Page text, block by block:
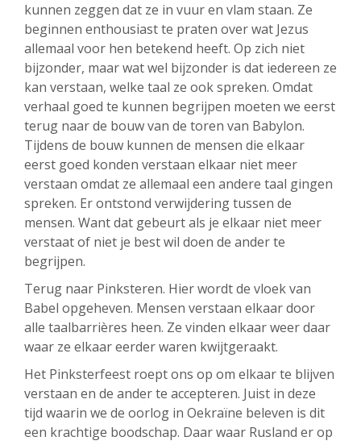
kunnen zeggen dat ze in vuur en vlam staan. Ze
beginnen enthousiast te praten over wat Jezus
allemaal voor hen betekend heeft. Op zich niet
bijzonder, maar wat wel bijzonder is dat iedereen ze
kan verstaan, welke taal ze ook spreken. Omdat
verhaal goed te kunnen begrijpen moeten we eerst
terug naar de bouw van de toren van Babylon.
Tijdens de bouw kunnen de mensen die elkaar
eerst goed konden verstaan elkaar niet meer
verstaan omdat ze allemaal een andere taal gingen
spreken. Er ontstond verwijdering tussen de
mensen. Want dat gebeurt als je elkaar niet meer
verstaat of niet je best wil doen de ander te
begrijpen.
Terug naar Pinksteren. Hier wordt de vloek van
Babel opgeheven. Mensen verstaan elkaar door
alle taalbarrières heen. Ze vinden elkaar weer daar
waar ze elkaar eerder waren kwijtgeraakt.
Het Pinksterfeest roept ons op om elkaar te blijven
verstaan en de ander te accepteren. Juist in deze
tijd waarin we de oorlog in Oekraïne beleven is dit
een krachtige boodschap. Daar waar Rusland er op